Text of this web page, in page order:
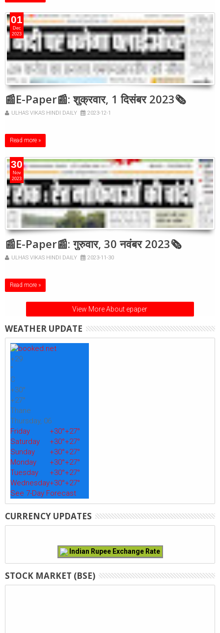
01
Dec
2023
📰E-Paper📰: शुक्रवार, 1 दिसंबर 2023🗞
ULHAS VIKAS HINDI DAILY 2023-12-1
Read more »
30
Nov
2023
📰E-Paper📰: गुरुवार, 30 नवंबर 2023🗞
ULHAS VIKAS HINDI DAILY 2023-11-30
Read more »
View More About epaper
WEATHER UPDATE
+29
°
C
+30°
+27°
Thane
Thursday, 06
Friday
+30°+27°
Saturday
+30°+27°
Sunday
+30°+27°
Monday
+30°+27°
Tuesday
+30°+27°
Wednesday+30°+27°
See 7-Day Forecast
CURRENCY UPDATES
Indian Rupee Exchange Rate
STOCK MARKET (BSE)